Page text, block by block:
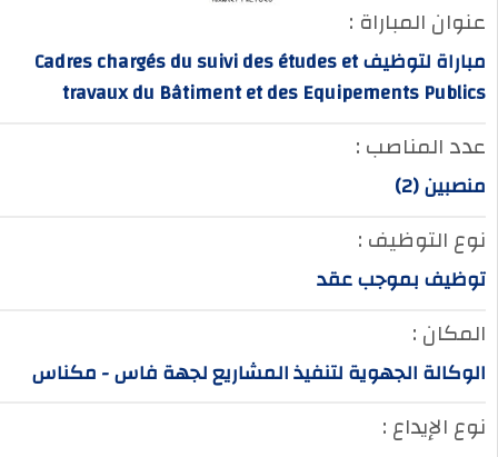
عنوان المباراة :
مباراة لتوظيف Cadres chargés du suivi des études et
travaux du Bâtiment et des Equipements Publics
عدد المناصب :
منصبين (2)
نوع التوظيف :
توظيف بموجب عقد
المكان :
الوكالة الجهوية لتنفيذ المشاريع لجهة فاس - مكناس
نوع الإيداع :